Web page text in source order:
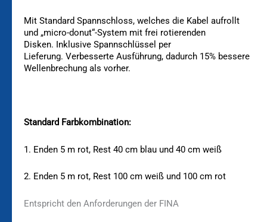
Mit Standard Spannschloss, welches die Kabel aufrollt
und „micro-donut“-System mit frei rotierenden
Disken. Inklusive Spannschlüssel per
Lieferung. Verbesserte Ausführung, dadurch 15% bessere
Wellenbrechung als vorher.
Standard Farbkombination:
1. Enden 5 m rot, Rest 40 cm blau und 40 cm weiß
2. Enden 5 m rot, Rest 100 cm weiß und 100 cm rot
Entspricht den Anforderungen der FINA